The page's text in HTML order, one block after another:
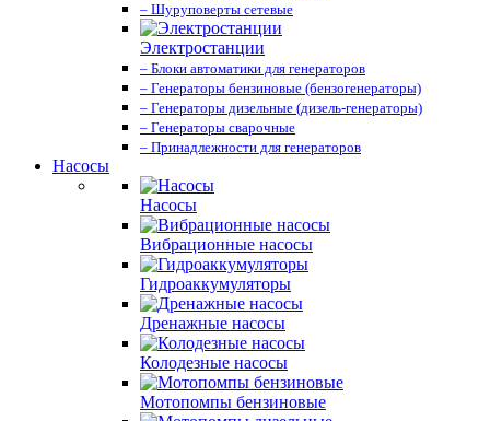
– Шуруповерты сетевые
Электростанции
– Блоки автоматики для генераторов
– Генераторы бензиновые (бензогенераторы)
– Генераторы дизельные (дизель-генераторы)
– Генераторы сварочные
– Принадлежности для генераторов
Насосы
Насосы
Вибрационные насосы
Гидроаккумуляторы
Дренажные насосы
Колодезные насосы
Мотопомпы бензиновые